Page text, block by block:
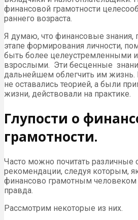
финансовой грамотности
раннего возраста.
Я думаю, что финансовые знания,
этапе формирования личности,
быть более целеустремленными
взрослыми. Эти бесценные
дальнейшем облегчить им жизнь.
не оставались теорией, а были
жизни, действовали на практике.
Глупости о
грамотности.
Часто можно почитать различные
рекомендации, следуя которым,
финансово грамотным человеком
правда.
Рассмотрим некоторые из них.